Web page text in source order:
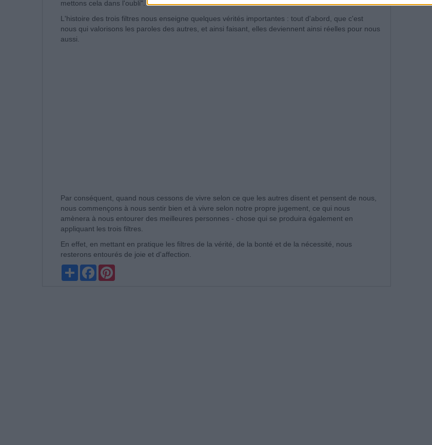
mettons cela dans l'oubli".
L'histoire des trois filtres nous enseigne quelques vérités importantes : tout d'abord, que c'est
nous qui valorisons les paroles des autres, et ainsi faisant, elles deviennent ainsi réelles pour nous
aussi.
Par conséquent, quand nous cessons de vivre selon ce que les autres disent et pensent de nous,
nous commençons à nous sentir bien et à vivre selon notre propre jugement, ce qui nous
amènera à nous entourer des meilleures personnes - chose qui se produira également en
appliquant les trois filtres.
En effet, en mettant en pratique les filtres de la vérité, de la bonté et de la nécessité, nous
resterons entourés de joie et d'affection.
PartagerFacebook